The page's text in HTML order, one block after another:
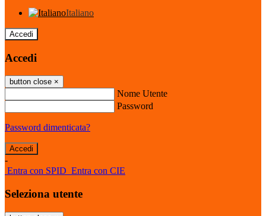
Italiano
Accedi
Accedi
button close ×
Nome Utente
Password
Password dimenticata?
-
Entra con SPID Entra con CIE
Seleziona utente